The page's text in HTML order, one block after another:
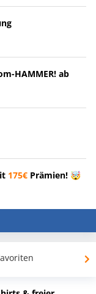
HAMMER! ab
175€ Prämien! 🤯